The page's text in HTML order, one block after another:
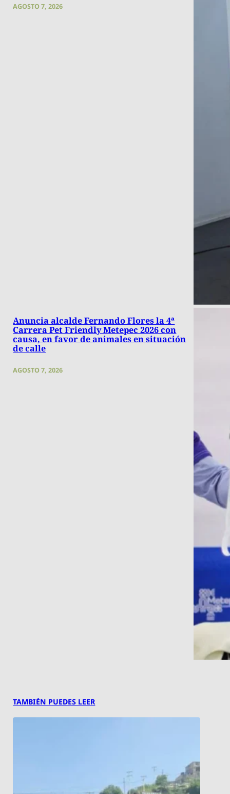
AGOSTO 7, 2026
Anuncia alcalde Fernando Flores la 4ª
Carrera Pet Friendly Metepec 2026 con
causa, en favor de animales en situación
de calle
AGOSTO 7, 2026
TAMBIÉN PUEDES LEER